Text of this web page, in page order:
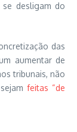
se desligam do
das
aumentar de
tribunais, não
sejamfeitas “de